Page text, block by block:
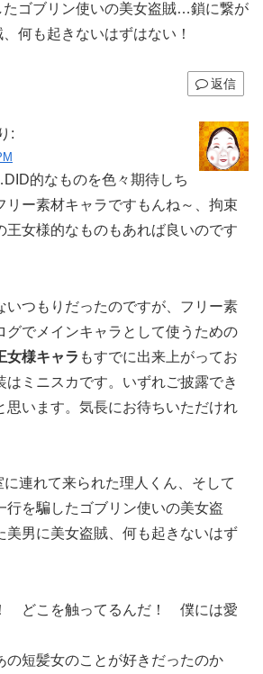
たゴブリン使いの美女盗賊…鎖に繋が
何も起きないはずはない！
返信
:
的なものを色々期待しち
リー素材キャラですもんね～、拘束
王女様的なものもあれば良いのです
いつもりだったのですが、フリー素
グでメインキャラとして使うための
女様キャラ もすでに出来上がってお
はミニスカです。いずれご披露でき
思います。気長にお待ちいただけれ
連れて来られた理人くん、そして
行を騙したゴブリン使いの美女盗
男に美女盗賊、何も起きないはず
どこを触ってるんだ！ 僕には愛
の短髪女のことが好きだったのか